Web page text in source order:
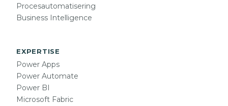
Procesautomatisering
Business Intelligence
EXPERTISE
Power Apps
Power Automate
Power BI
Microsoft Fabric